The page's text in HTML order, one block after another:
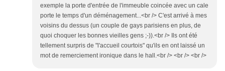
exemple la porte d'entrée de l'immeuble coincée avec un cale
porte le temps d'un déménagement...<br /> C'est arrivé à mes
voisins du dessus (un couple de gays parisiens en plus, de
quoi choquer les bonnes vieilles gens ;-)).<br /> Ils ont été
tellement surpris de "l'accueil courtois" qu'ils en ont laissé un
mot de remerciement ironique dans le hall.<br /> <br /> <br />